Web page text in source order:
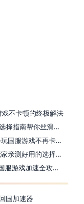
不卡顿的终极解法
海外党打枪神纪卡成PPT？这篇加速器选择指南帮你丝滑上分
美国打我的起源加速器下载指南：海外玩国服游戏不再卡的终极方案
江南百景图国外加速器有哪些？海外玩家亲测好用的选择与避坑指南
去国外能打王国保卫战4吗？海外玩家国服游戏加速全攻略（附公主连结幻想江湖实测）
国加速器